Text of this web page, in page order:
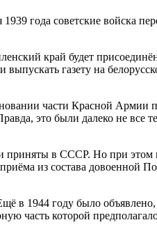
года советские войска
край будет
газету на
части Красной Армии
это были далеко не все
приняты в СССР. Но при
из состава довоенной
1944 году было объявлено,
часть которой